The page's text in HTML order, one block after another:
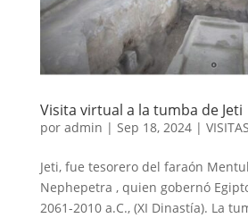
Visita virtual a la tumba de Jeti
por admin | Sep 18, 2024|
Jeti, fue tesorero del faraón
Nephepetra , quien gobernó
2061-2010 a.C., (XI Dinastía). La